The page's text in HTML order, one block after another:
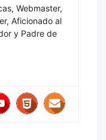
Webmaster,
Aficionado al
y Padre de